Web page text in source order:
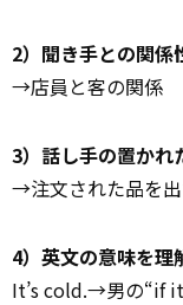
2）聞き手との関係
→店員と客の関係
3）話し手の置かれ
→注文された品を
4）英文の意味を理
It’s cold.→男の“if